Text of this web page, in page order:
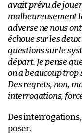
avait prévu de
malheureusement
adverse ne nous
échoue sur les
questions sur le
départ. Je pense
on a beaucoup
Des regrets, non,
interrogations,
Des interrogations,
poser.